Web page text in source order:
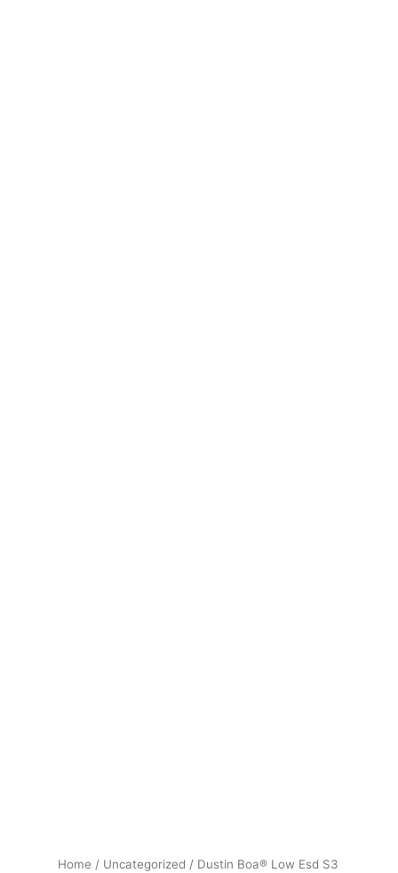
Home / Uncategorized / Dustin Boa® Low Esd S3